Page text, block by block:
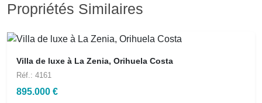
Propriétés Similaires
Villa de luxe à La Zenia, Orihuela Costa
Réf.: 4161
895.000 €